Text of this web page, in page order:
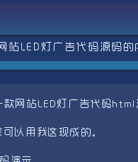
站LED灯广告代码源码的
网站LED灯广告代码html
以用我这现成的。